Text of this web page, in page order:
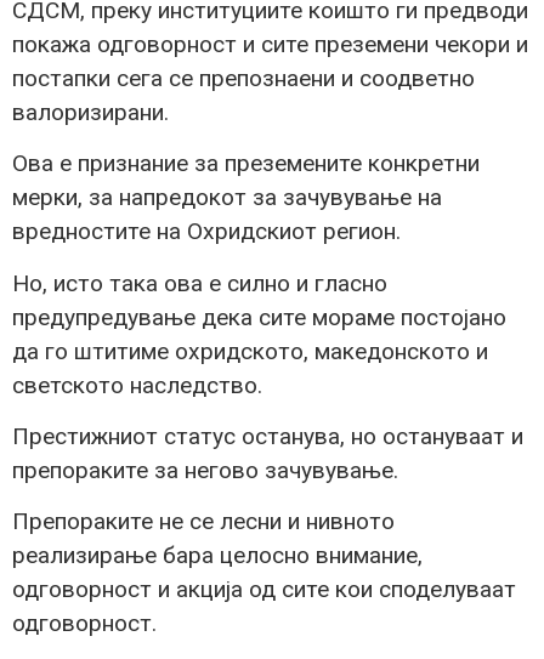
СДСМ, преку институциите коишто ги предводи
покажа одговорност и сите преземени чекори и
постапки сега се препознаени и соодветно
валоризирани.
Ова е признание за преземените конкретни
мерки, за напредокот за зачувување на
вредностите на Охридскиот регион.
Но, исто така ова е силно и гласно
предупредување дека сите мораме постојано
да го штитиме охридското, македонското и
светското наследство.
Престижниот статус останува, но остануваат и
препораките за негово зачувување.
Препораките не се лесни и нивното
реализирање бара целосно внимание,
одговорност и акција од сите кои споделуваат
одговорност.